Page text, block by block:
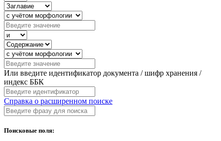
Или введите идентификатор документа / шифр хранения /
индекс ББК
Справка о расширенном поиске
Поисковые поля: